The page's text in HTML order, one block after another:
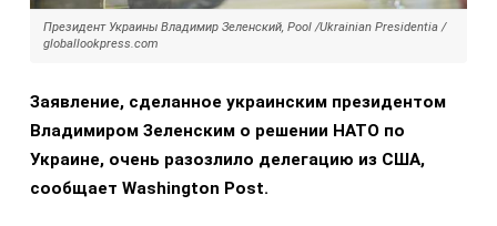
Президент Украины Владимир Зеленский, Pool /Ukrainian Presidentia /
globallookpress.com
Заявление, сделанное украинским президентом
Владимиром Зеленским о решении НАТО по
Украине, очень разозлило делегацию из США,
сообщает Washington Post.